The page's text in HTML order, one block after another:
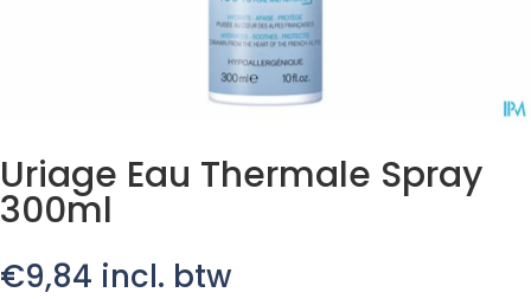
Uriage Eau Thermale Spray
300ml
€9,84 incl. btw